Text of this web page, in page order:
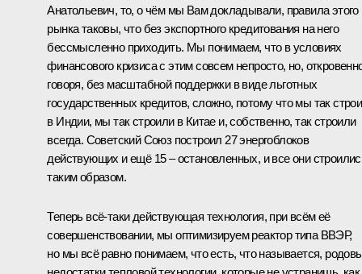
Анатольевич, то, о чём мы Вам докладывали, правила этого
рынка таковы, что без экспортного кредитования на него
бессмысленно приходить. Мы понимаем, что в условиях
финансового кризиса с этим совсем непросто, но,
говоря, без масштабной поддержки в виде льготных
государственных кредитов, сложно, потому что мы так
в Индии, мы так строили в Китае и, собственно, так строили
всегда. Советский Союз построил 27 энергоблоков
действующих и ещё 15 – остановленных, и все они
таким образом.
Теперь всё‑таки действующая технология, при всём её
совершенствовании, мы оптимизируем реактор типа ВВЭР,
но мы всё равно понимаем, что есть, что называется,